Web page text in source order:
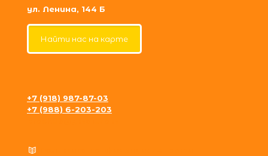
ул. Ленина, 144 Б
Найти нас на карте
+7 (918) 987-87-03
+7 (988) 6-203-203